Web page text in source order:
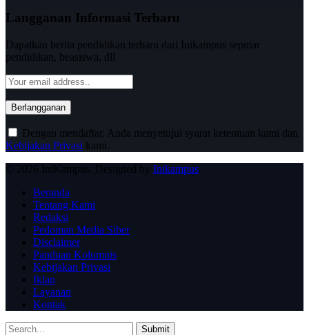
Langganan Informasi Terbaru
Dapatkan berita pendidikan terbaru dari Inikampus seputar
pendidikan, beasiswa, dll
Dengan mendaftar, Anda menyetujui syarat ketentuan kami dan
Kebijakan Privasi kami.
© 2026 IniKampus. Designed by Inikampus
Beranda
Tentang Kami
Redaksi
Pedoman Media Siber
Disclaimer
Panduan Kolumnis
Kebijakan Privasi
Iklan
Layanan
Kontak
Submit